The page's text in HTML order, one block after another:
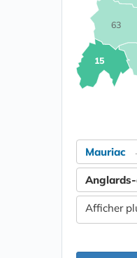
15
63
Mauriac
Afficher